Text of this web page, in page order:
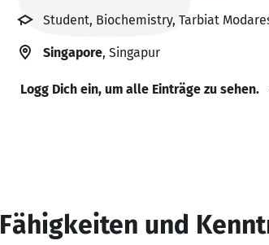
Student, Biochemistry, Tarbiat
Singapore, Singapur
Logg Dich ein, um alle Einträge zu sehen.
Fähigkeiten und